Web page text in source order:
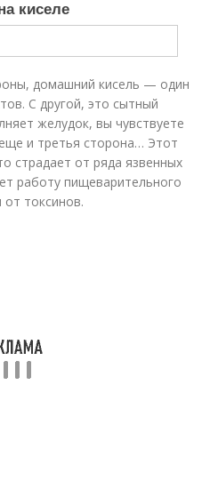
киселе
домашний кисель — один
С другой, это сытный
желудок, вы чувствуете
и третья сторона… Этот
страдает от ряда язвенных
работу пищеварительного
токсинов.